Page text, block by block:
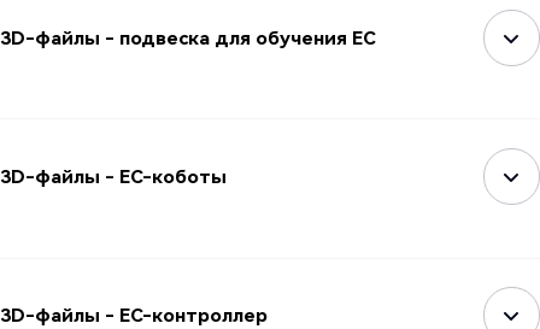
3D-файлы - подвеска для обучения EC
3D-файлы - EC-коботы
3D-файлы - EC-контроллер